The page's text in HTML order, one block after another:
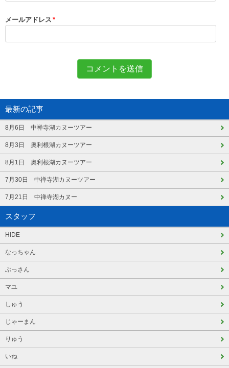
メールアドレス *
最新の記事
8月6日 中禅寺湖カヌーツアー
8月3日 奥利根湖カヌーツアー
8月1日 奥利根湖カヌーツアー
7月30日 中禅寺湖カヌーツアー
7月21日 中禅寺湖カヌー
スタッフ
HIDE
なっちゃん
ぶっさん
マユ
しゅう
じゃーまん
りゅう
いね